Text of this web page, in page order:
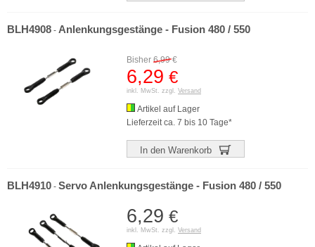
BLH4908 - Anlenkungsgestänge - Fusion 480 / 550
Bisher 6,99€
6,29 €
inkl. MwSt. zzgl. Versand
Artikel auf Lager
Lieferzeit ca. 7 bis 10 Tage*
In den Warenkorb
BLH4910 - Servo Anlenkungsgestänge - Fusion 480 / 550
6,29 €
inkl. MwSt. zzgl. Versand